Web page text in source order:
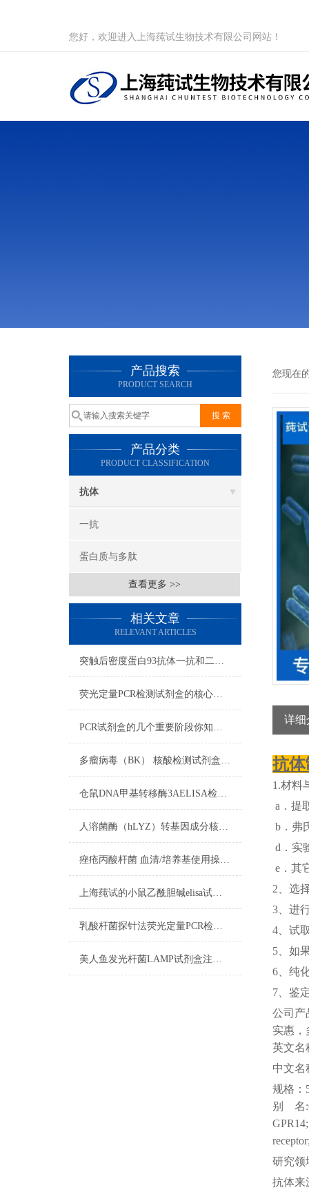
您好，欢迎进入上海莼试生物技术有限公司网站！
产品搜索
PRODUCT SEARCH
产品分类
PRODUCT CLASSIFICATION
抗体
一抗
蛋白质与多肽
查看更多 >>
相关文章
RELEVANT ARTICLES
突触后密度蛋白93抗体一抗和二抗的区别
荧光定量PCR检测试剂盒的核心在于“实时”与“定量”
PCR试剂盒的几个重要阶段你知道吗？
多瘤病毒（BK） 核酸检测试剂盒（PCR-荧光探针法）反应流程常规程序
仓鼠DNA甲基转移酶3AELISA检测试剂盒​使用注意说明
人溶菌酶（hLYZ）转基因成分核酸检测试剂盒​的试剂准备
痤疮丙酸杆菌 血清/培养基使用操作方法
上海莼试的小鼠乙酰胆碱elisa试剂盒是您科研试剂领域中的可信伙伴
乳酸杆菌探针法荧光定量PCR检测试剂盒使用方法
美人鱼发光杆菌LAMP试剂盒注意事项
您现在
详细
抗
1.材料
a．提
b．弗
d．实
e．其
2、选
3、进
4、试
5、如
6、纯
7、鉴
公司 产
实惠，
英文名
中文名
规格：
别
名
研究领
抗体来